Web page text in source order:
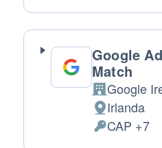
Google
Match
Azienda:
Google
Luogo del
Irlanda
DatiCAP +7